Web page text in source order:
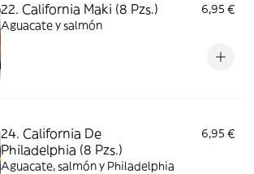
22. California Maki (8 Pzs.)
6,95 €
Aguacate y salmón
24. California De
Philadelphia (8 Pzs.)
6,95 €
Aguacate, salmón y Philadelphia